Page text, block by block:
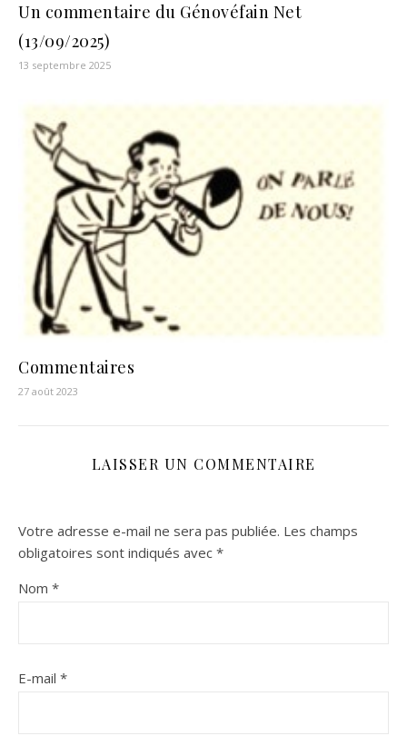
Un commentaire du Génovéfain Net
(13/09/2025)
13 septembre 2025
Commentaires
27 août 2023
LAISSER UN COMMENTAIRE
Votre adresse e-mail ne sera pas publiée. Les champs
obligatoires sont indiqués avec *
Nom *
E-mail *